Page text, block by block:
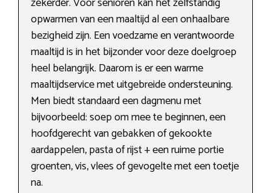
opwarmen van een maaltijd al een onhaalbare
bezigheid zijn. Een voedzame en verantwoorde
maaltijd is in het bijzonder voor deze doelgroep
heel belangrijk. Daarom is er een warme
maaltijdservice met uitgebreide ondersteuning.
Men biedt standaard een dagmenu met
bijvoorbeeld: soep om mee te beginnen, een
hoofdgerecht van gebakken of gekookte
aardappelen, pasta of rijst + een ruime portie
groenten, vis, vlees of gevogelte met een toetje
na.